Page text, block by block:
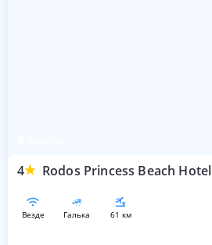
4 Rodos Princess Beach Hotel
везде галька 61 км